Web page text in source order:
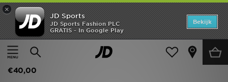
×
JD Sports
JD Sports Fashion PLC
GRATIS - In Google Play
Bekijk
Thuis
Heren Herenkleding Shorts
MONTIREX Covert Shorts
€40,00
Home
Offers